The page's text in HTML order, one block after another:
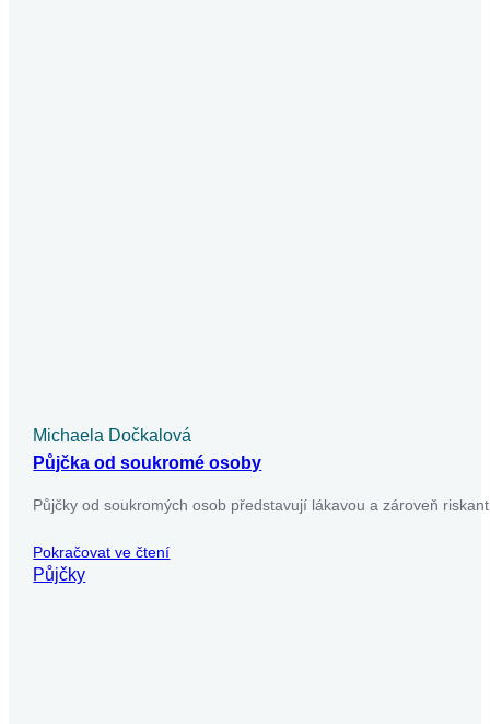
Michaela Dočkalová
Půjčka od soukromé osoby
Půjčky od soukromých osob představují lákavou a zároveň
Pokračovat ve čtení
Půjčky